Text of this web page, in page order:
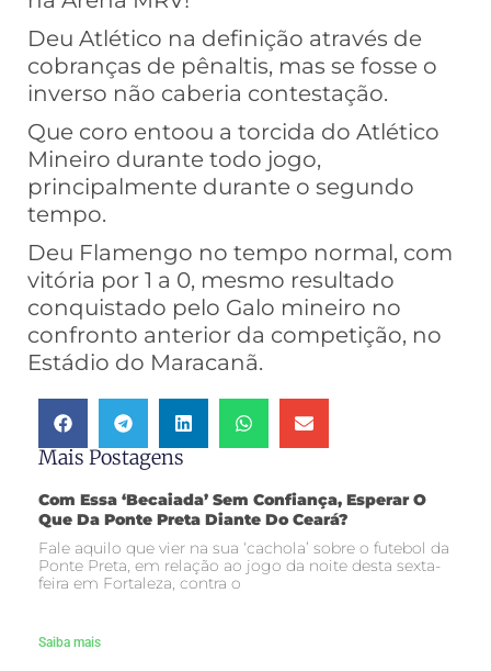
Deu Atlético na definição através de
cobranças de pênaltis, mas se fosse o
inverso não caberia contestação.
Que coro entoou a torcida do Atlético
Mineiro durante todo jogo,
principalmente durante o segundo
tempo.
Deu Flamengo no tempo normal, com
vitória por 1 a 0, mesmo resultado
conquistado pelo Galo mineiro no
confronto anterior da competição, no
Estádio do Maracanã.
Mais Postagens
Com Essa ‘becaiada’ Sem Confiança, Esperar O
Que Da Ponte Preta Diante Do Ceará?
Fale aquilo que vier na sua ‘cachola’ sobre o futebol da
Ponte Preta, em relação ao jogo da noite desta sexta-
feira em Fortaleza, contra o
Saiba mais